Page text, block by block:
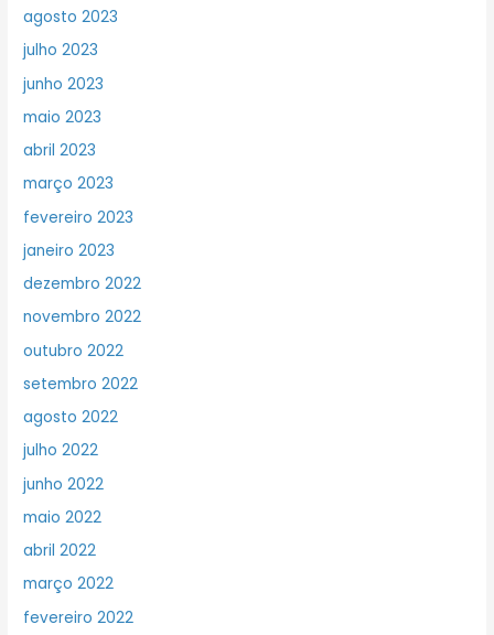
agosto 2023
julho 2023
junho 2023
maio 2023
abril 2023
março 2023
fevereiro 2023
janeiro 2023
dezembro 2022
novembro 2022
outubro 2022
setembro 2022
agosto 2022
julho 2022
junho 2022
maio 2022
abril 2022
março 2022
fevereiro 2022